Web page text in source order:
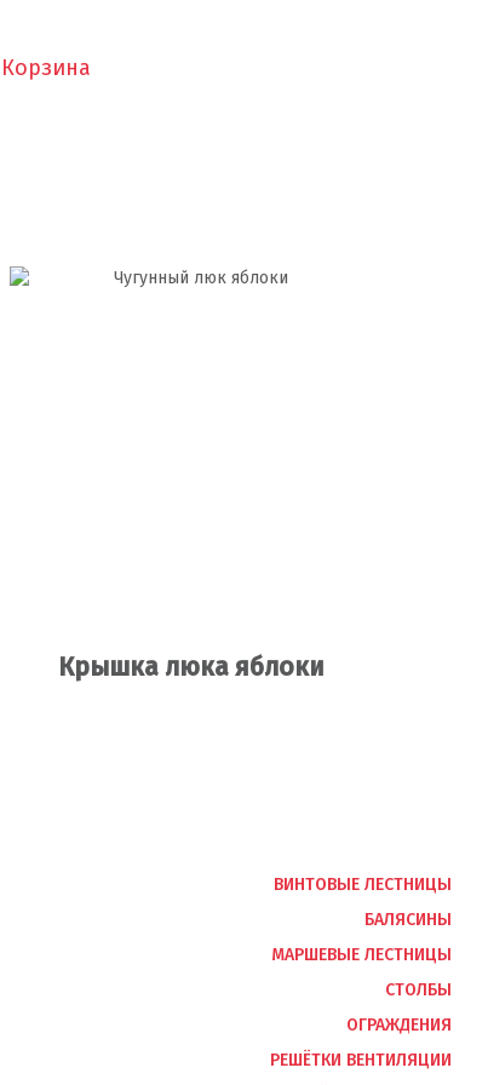
Корзина
Крышка люка яблоки
ВИНТОВЫЕ ЛЕСТНИЦЫ
БАЛЯСИНЫ
МАРШЕВЫЕ ЛЕСТНИЦЫ
СТОЛБЫ
ОГРАЖДЕНИЯ
РЕШЁТКИ ВЕНТИЛЯЦИИ